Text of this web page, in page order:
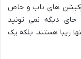
های ناب و خاص
دیگه نمی تونید
زیبا هستند، بلکه یک